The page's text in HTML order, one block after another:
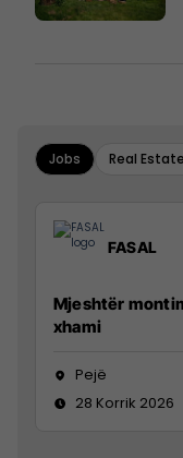
Jobs Real Estate
FASAL
Mjeshtër
xhami
Pejë
28 Korrik 2026